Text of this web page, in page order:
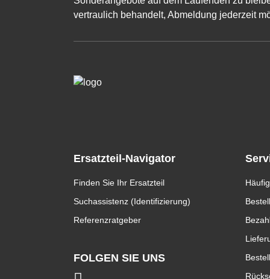
vertraulich behandelt, Abmeldung jederzeit
Ersatzteil-Navigator
Finden Sie Ihr Ersatzteil
Suchassistenz (Identifizierung)
Referenzratgeber
FOLGEN SIE UNS